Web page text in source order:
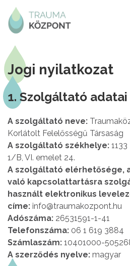
Jogi nyilatkozat
1. Szolgáltató adatai
A szolgáltató neve:
Korlátolt Felelősségű Társaság
A szolgáltató székhelye:
1/B, VI. emelet 24.
A szolgáltató elérhetősége,
való kapcsolattartásra
használt elektronikus
címe: info@traumakozpont.hu
Adószáma: 26531591-1-41
Telefonszáma: 06 1 619 3884
Számlaszám: 10401000-
A szerződés nyelve: magyar